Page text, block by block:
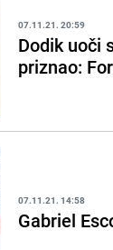
07.11.21. 20:59
Dodik uoči
priznao:
07.11.21. 14:58
Gabriel